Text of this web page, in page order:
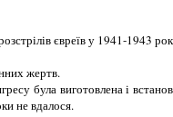
євреїв у 1941-1943
жертв.
була виготовлена ​​і
не вдалося.